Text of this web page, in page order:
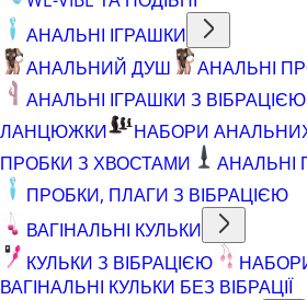
АНАЛЬНІ ІГРАШКИ
АНАЛЬНИЙ ДУШ
АНАЛЬНІ
АНАЛЬНІ ІГРАШКИ З ВІБРАЦІЄЮ
ЛАНЦЮЖКИ
НАБОРИ
ПРОБКИ З ХВОСТАМИ
АНАЛЬНІ
ПРОБКИ, ПЛАГИ З ВІБРАЦІЄЮ
ВАГІНАЛЬНІ КУЛЬКИ
КУЛЬКИ З ВІБРАЦІЄЮ
ВАГІНАЛЬНІ КУЛЬКИ БЕЗ ВІБРАЦІЇ